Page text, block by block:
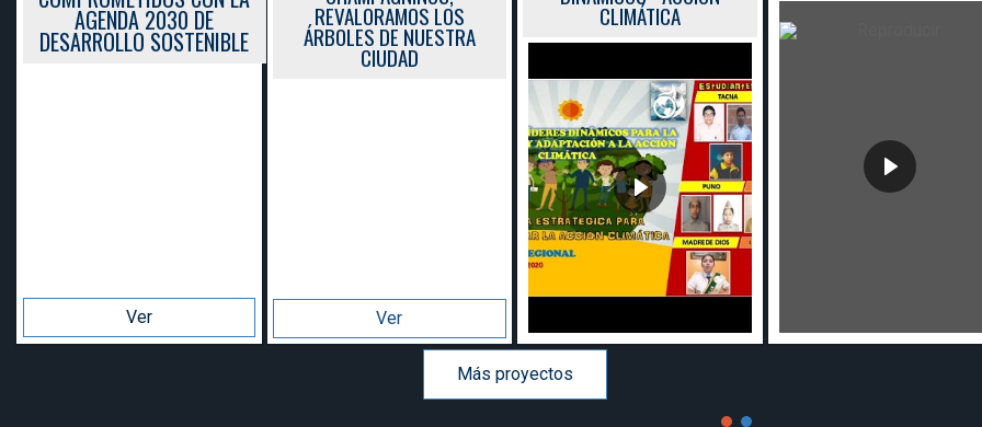
AGENDA 2030 DE
DESARROLLO SOSTENIBLE
Ver
REVALORAMOS LOS
ÁRBOLES DE NUESTRA
CIUDAD
Ver
CLIMÁTICA
Más proyectos